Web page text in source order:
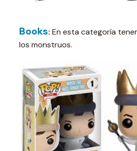
Books: En esta categoría
los monstruos.